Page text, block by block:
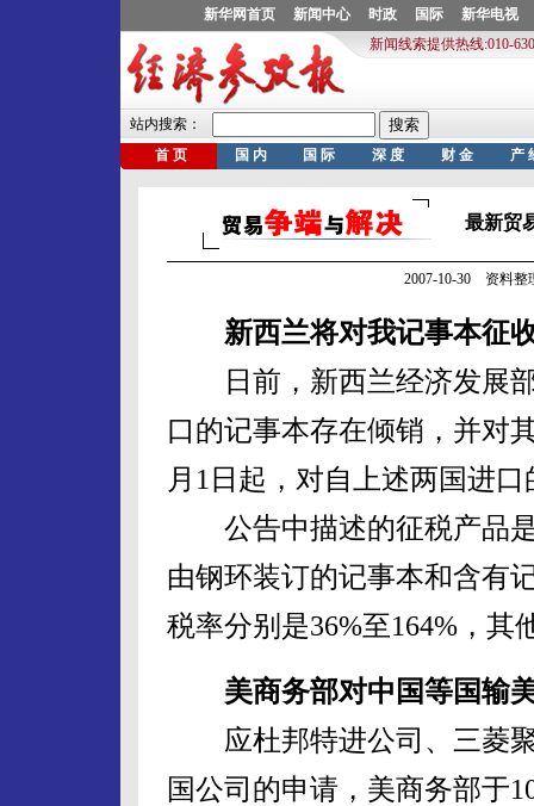
最新贸
2007-10-30 资料整
新西兰将对我记事本征
日前，新西兰经济发展部
口的记事本存在倾销，并对
月1日起，对自上述两国进
公告中描述的征税产品是
由钢环装订的记事本和含有
税率分别是36%至164%，其
美商务部对中国等国输
应杜邦特进公司、三菱聚
国公司的申请，美商务部于